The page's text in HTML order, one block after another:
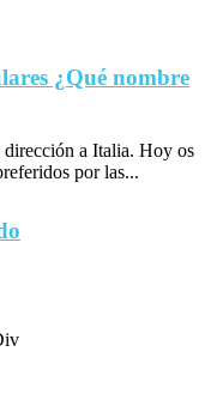
¿Qué nombre
dirección a Italia. Hoy os
por las...